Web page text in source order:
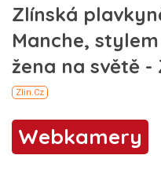
Webkamery